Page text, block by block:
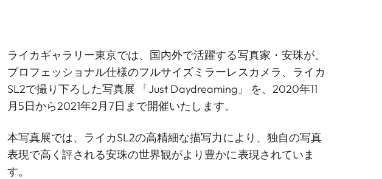
ライカギャラリー東京では、国内外で活躍する写真家・安珠が、
プロフェッショナル仕様のフルサイズミラーレスカメラ、ライカ
SL2で撮り下ろした写真展 「Just Daydreaming」 を、2020年11
月5日から2021年2月7日まで開催いたします。
本写真展では、ライカSL2の高精細な描写力により、独自の写真
表現で高く評される安珠の世界観がより豊かに表現されていま
す。